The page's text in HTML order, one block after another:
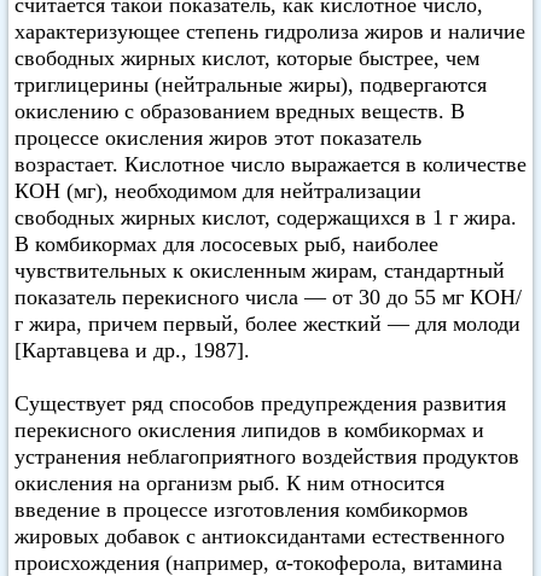
считается такой показатель, как кислотное число,
характеризующее степень гидролиза жиров и наличие
свободных жирных кислот, которые быстрее, чем
триглицерины (нейтральные жиры), подвергаются
окислению с образованием вредных веществ. В
процессе окисления жиров этот показатель
возрастает. Кислотное число выражается в количестве
КОН (мг), необходимом для нейтрализации
свободных жирных кислот, содержащихся в 1 г жира.
В комбикормах для лососевых рыб, наиболее
чувствительных к окисленным жирам, стандартный
показатель перекисного числа — от 30 до 55 мг КОН/
г жира, причем первый, более жесткий — для молоди
[Картавцева и др., 1987].
Существует ряд способов предупреждения развития
перекисного окисления липидов в комбикормах и
устранения неблагоприятного воздействия продуктов
окисления на организм рыб. К ним относится
введение в процессе изготовления комбикормов
жировых добавок с антиоксидантами естественного
происхождения (например, α-токоферола, витамина